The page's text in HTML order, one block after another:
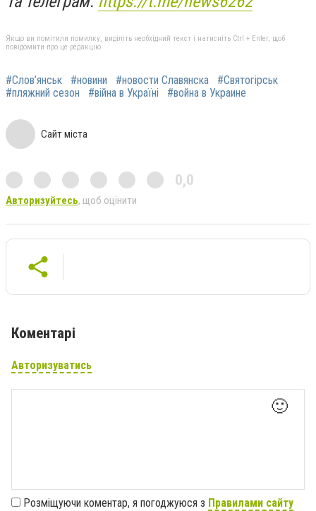
Якщо ви помітили помилку, виділіть необхідний текст і натисніть Ctrl + Enter, щоб
повідомити про це редакцію
#Слов’янськ #новини #новости Славянска
#Святогірськ
#пляжний сезон
#війна в Україні #война в Украине
Сайт міста
0,0
Авторизуйтесь, щоб оцінити
Коментарі
Авторизуватись
🙂
Розміщуючи коментар, я погоджуюся з Правилами сайту